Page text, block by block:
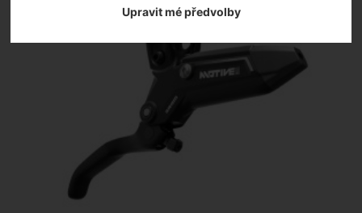
Upravit mé předvolby